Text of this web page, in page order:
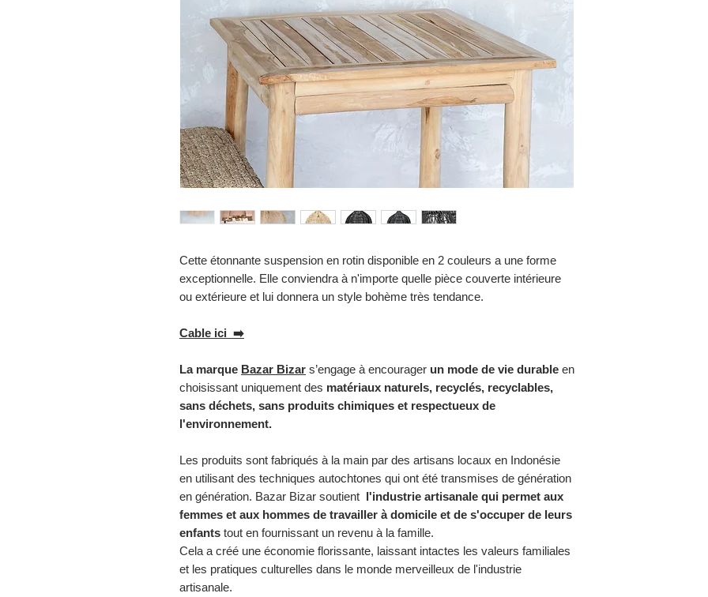
Cette étonnante suspension en rotin disponible en 2 couleurs a une forme
exceptionnelle. Elle conviendra à n'importe quelle pièce couverte intérieure
ou extérieure et lui donnera un style bohème très tendance.
Cable ici ➡️
La marque Bazar Bizar s’engage à encourager un mode de vie durable en
choisissant uniquement des matériaux naturels, recyclés, recyclables,
sans déchets, sans produits chimiques et respectueux de
l'environnement.
Les produits sont fabriqués à la main par des artisans locaux en Indonésie
en utilisant des techniques autochtones qui ont été transmises de génération
en génération. Bazar Bizar soutient l'industrie artisanale qui permet aux
femmes et aux hommes de travailler à domicile et de s'occuper de leurs
enfants tout en fournissant un revenu à la famille.
Cela a créé une économie florissante, laissant intactes les valeurs familiales
et les pratiques culturelles dans le monde merveilleux de l'industrie
artisanale.